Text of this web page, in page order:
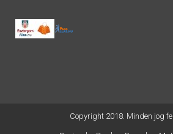
Copyright 2018. Minden jog